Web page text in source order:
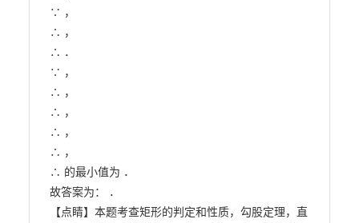
∵ ，
∴ ，
∴ ．
∵ ，
∴ ，
∴ ，
∴ ，
∴ ，
∴ 的最小值为 ．
故答案为： ．
【点睛】本题考查矩形的判定和性质，勾股定理，直